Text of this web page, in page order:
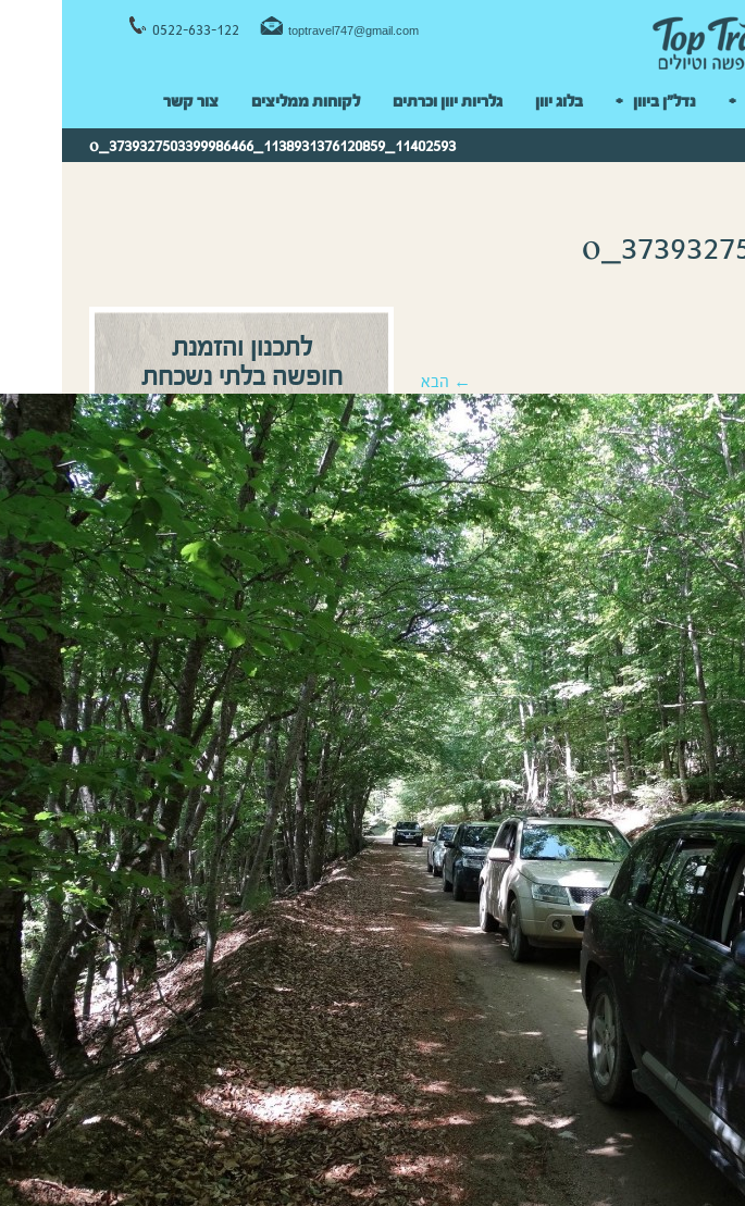
0522-633-122 toptravel747@gmail.com
נדל"ן ביוון בלוג יוון גלריות יוון וכרתים לקוחות ממליצים צור קשר
11402593_1138931376120859_3739327503399986466_o
לתכנון והזמנת
חופשה בלתי נשכחת
התקשרו:0522-633122או
השאירו פרטים ונחזור אליכם
בהקדם!
שם מלא
אימייל
טלפון
מדוע לנפוש איתנו?
כי נדאג לכל מה שצריך לחופשה
המושלמת שלכם: טיסות, השכרת
רכב, לינה וטיולים.
כי יוון היא הבית והמומחיות שלנו מעל
15 שנה ויש לנו הצעות ייחודיות שלא
← הבא